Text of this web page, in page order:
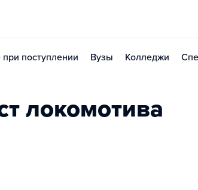
поступлении Вузы Колледжи
локомотива